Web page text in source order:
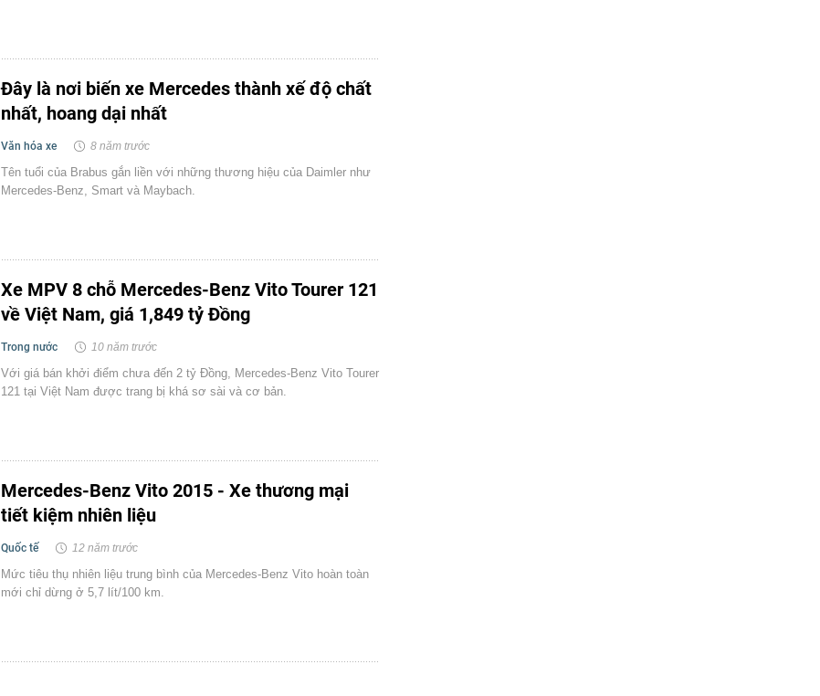
Đây là nơi biến xe Mercedes thành xế độ chất
nhất, hoang dại nhất
Văn hóa xe 8 năm trước
Tên tuổi của Brabus gắn liền với những thương hiệu của Daimler như
Mercedes-Benz, Smart và Maybach.
Xe MPV 8 chỗ Mercedes-Benz Vito Tourer 121
về Việt Nam, giá 1,849 tỷ Đồng
Trong nước 10 năm trước
Với giá bán khởi điểm chưa đến 2 tỷ Đồng, Mercedes-Benz Vito Tourer
121 tại Việt Nam được trang bị khá sơ sài và cơ bản.
Mercedes-Benz Vito 2015 - Xe thương mại
tiết kiệm nhiên liệu
Quốc tế 12 năm trước
Mức tiêu thụ nhiên liệu trung bình của Mercedes-Benz Vito hoàn toàn
mới chỉ dừng ở 5,7 lít/100 km.